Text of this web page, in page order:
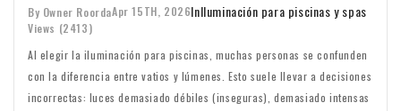
By Owner RoordaApr 15TH, 2026InIluminación para piscinas y spas
Views (2413)
Al elegir la iluminación para piscinas, muchas personas se confunden
con la diferencia entre vatios y lúmenes. Esto suele llevar a decisiones
incorrectas: luces demasiado débiles (inseguras), demasiado intensas